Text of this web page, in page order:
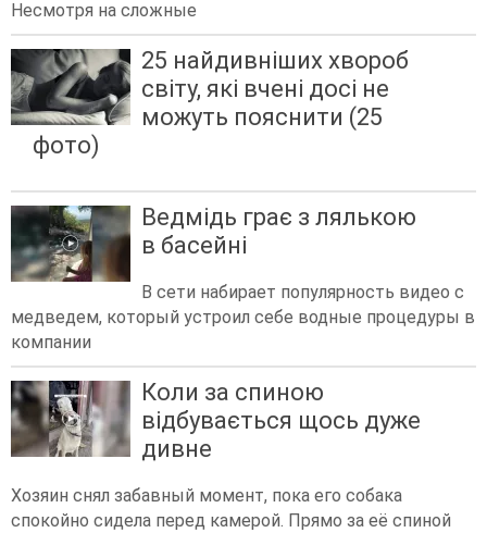
Несмотря на сложные
25 найдивніших хвороб
світу, які вчені досі не
можуть пояснити (25
фото)
Ведмідь грає з лялькою
в басейні
В сети набирает популярность видео с
медведем, который устроил себе водные процедуры в
компании
Коли за спиною
відбувається щось дуже
дивне
Хозяин снял забавный момент, пока его собака
спокойно сидела перед камерой. Прямо за её спиной